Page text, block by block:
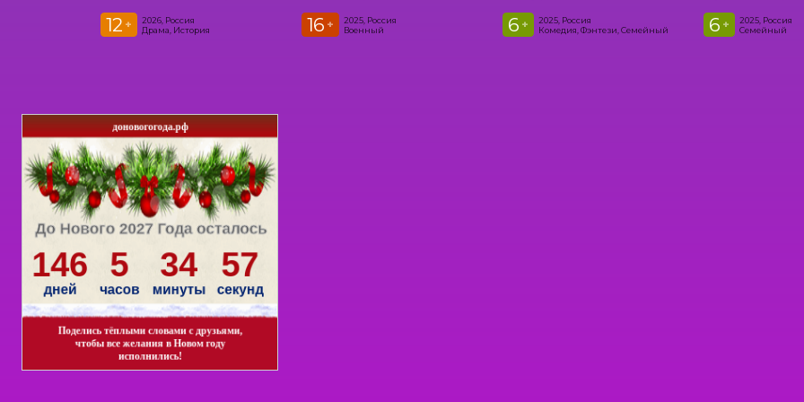
12 +
2026, Россия
Драма, История
16 +
2025, Россия
Военный
6 +
2025, Россия
Комедия, Фэнтези, Семейный
6 +
2025, Россия
Семейный